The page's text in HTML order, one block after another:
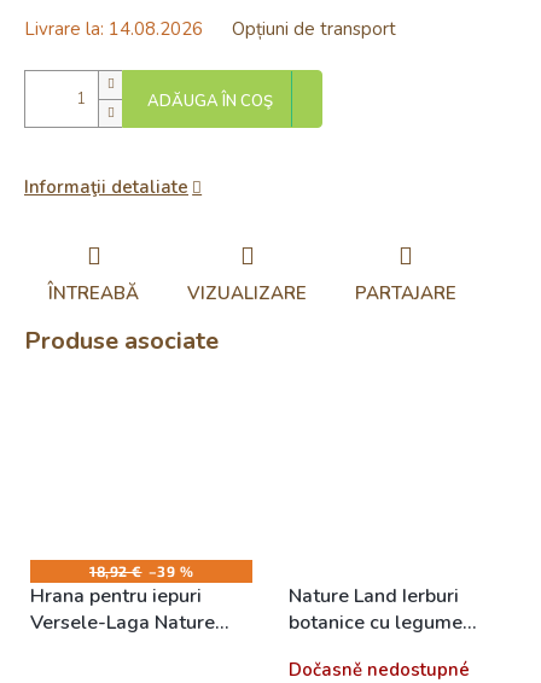
preţ:
Livrare la: 14.08.2026 Opțiuni de transport
ADĂUGA ÎN COŞ
Informaţii detaliate
ÎNTREABĂ VIZUALIZARE PARTAJARE
Produse asociate
18,92 € –39 %
Hrana pentru iepuri
Versele-Laga Nature
Nature Land Ierburi
botanice cu legume
Dočasně nedostupné